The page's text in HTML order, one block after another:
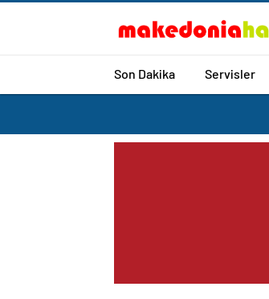
Son Dakika Servisler